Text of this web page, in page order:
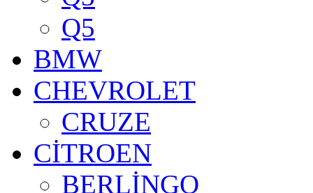
Q5
BMW
CHEVROLET
CRUZE
CİTROEN
BERLİNGO